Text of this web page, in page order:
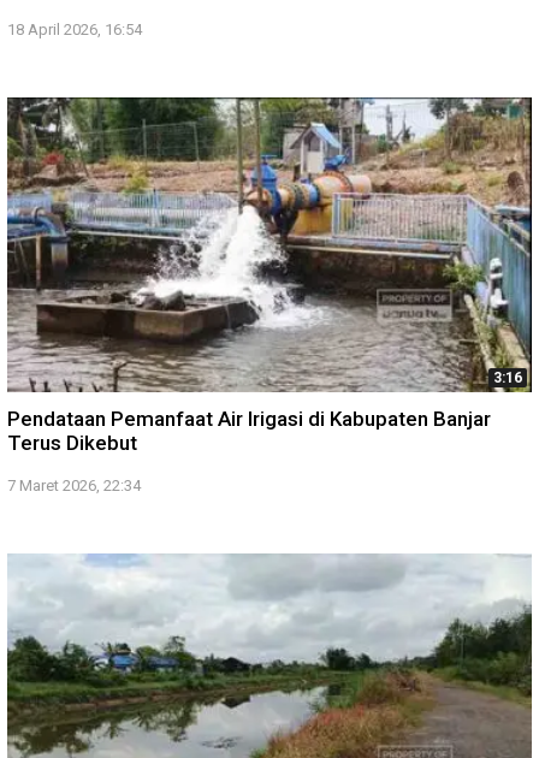
18 April 2026, 16:54
3:16
Pendataan Pemanfaat Air Irigasi di Kabupaten Banjar
Terus Dikebut
7 Maret 2026, 22:34